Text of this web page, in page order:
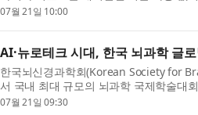
해...
07월 21일 10:00
AI·뉴로테크 시대, 한국 뇌과학 글
한국뇌신경과학회(Korean Society for
서 국내 최대 규모의 뇌과학 국제학술대
이스(...
07월 21일 09:30